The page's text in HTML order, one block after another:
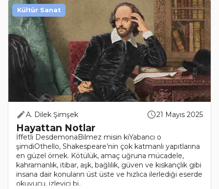
A. Dilek Şimşek 21 Mayıs 2025
Hayattan Notlar
İffetli DesdemonaBilmez misin kiYabancı o
şimdiOthello, Shakespeare’nin çok katmanlı yapıtlarına
en güzel örnek. Kötülük, amaç uğruna mücadele,
kahramanlık, itibar, aşk, bağlılık, güven ve kıskançlık gibi
insana dair konuların üst üste ve hızlıca ilerlediği eserde
okuyucu, izleyici bi..
Kültür Sanat